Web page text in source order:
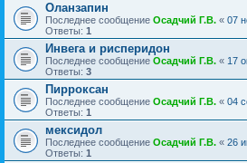
Оланзапин
Последнее сообщение Осадчий Г.В. « 07
Ответы: 1
Инвега и рисперидон
Последнее сообщение Осадчий Г.В. « 17
Ответы: 3
Пирроксан
Последнее сообщение Осадчий Г.В. « 04
Ответы: 1
мексидол
Последнее сообщение Осадчий Г.В. « 26
Ответы: 1